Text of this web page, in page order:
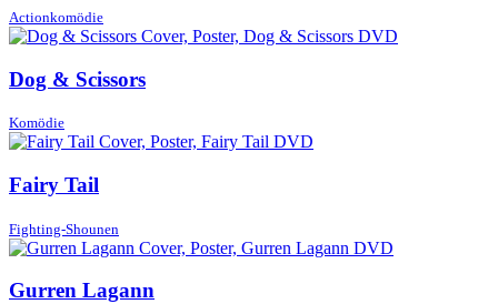
Actionkomödie
Dog & Scissors
Komödie
Fairy Tail
Fighting-Shounen
Gurren Lagann